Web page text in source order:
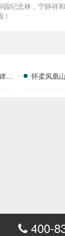
园纪念林，宁静祥
位
怀柔凤凰
400-